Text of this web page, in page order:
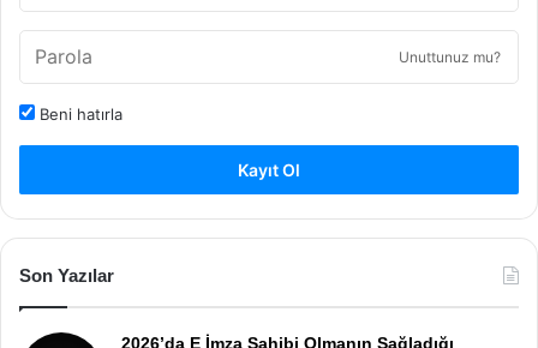
Unuttunuz mu?
Beni hatırla
Kayıt Ol
Son Yazılar
2026’da E İmza Sahibi Olmanın Sağladığı